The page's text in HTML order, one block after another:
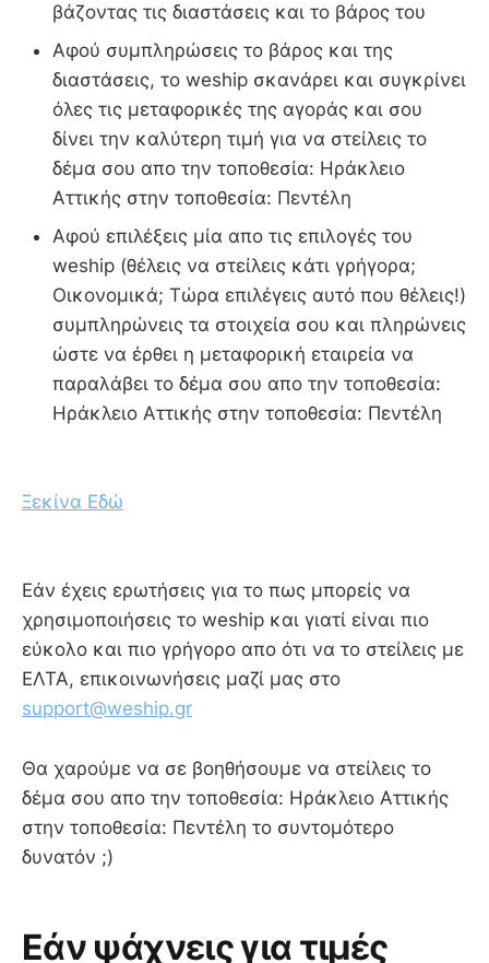
βάζοντας τις διαστάσεις και το βάρος του
Αφού συμπληρώσεις το βάρος και της
διαστάσεις, το weship σκανάρει και συγκρίνει
όλες τις μεταφορικές της αγοράς και σου
δίνει την καλύτερη τιμή για να στείλεις το
δέμα σου απο την τοποθεσία: Ηράκλειο
Αττικής στην τοποθεσία: Πεντέλη
Αφού επιλέξεις μία απο τις επιλογές του
weship (θέλεις να στείλεις κάτι γρήγορα;
Οικονομικά; Τώρα επιλέγεις αυτό που θέλεις!)
συμπληρώνεις τα στοιχεία σου και πληρώνεις
ώστε να έρθει η μεταφορική εταιρεία να
παραλάβει το δέμα σου απο την τοποθεσία:
Ηράκλειο Αττικής στην τοποθεσία: Πεντέλη
Ξεκίνα Εδώ
Εάν έχεις ερωτήσεις για το πως μπορείς να
χρησιμοποιήσεις το weship και γιατί είναι πιο
εύκολο και πιο γρήγορο απο ότι να το στείλεις με
ΕΛΤΑ, επικοινωνήσεις μαζί μας στο
support@weship.gr
Θα χαρούμε να σε βοηθήσουμε να στείλεις το
δέμα σου απο την τοποθεσία: Ηράκλειο Αττικής
στην τοποθεσία: Πεντέλη το συντομότερο
δυνατόν ;)
Εάν ψάχνεις για τιμές